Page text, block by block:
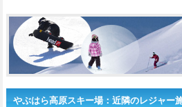
やぶはら高原スキー場：近隣のレジャー